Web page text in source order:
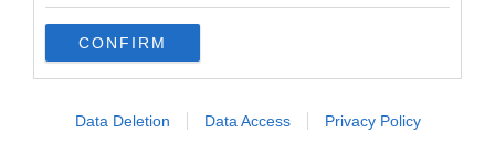
CONFIRM
Data Deletion Data Access Privacy Policy
SPETTACOLO